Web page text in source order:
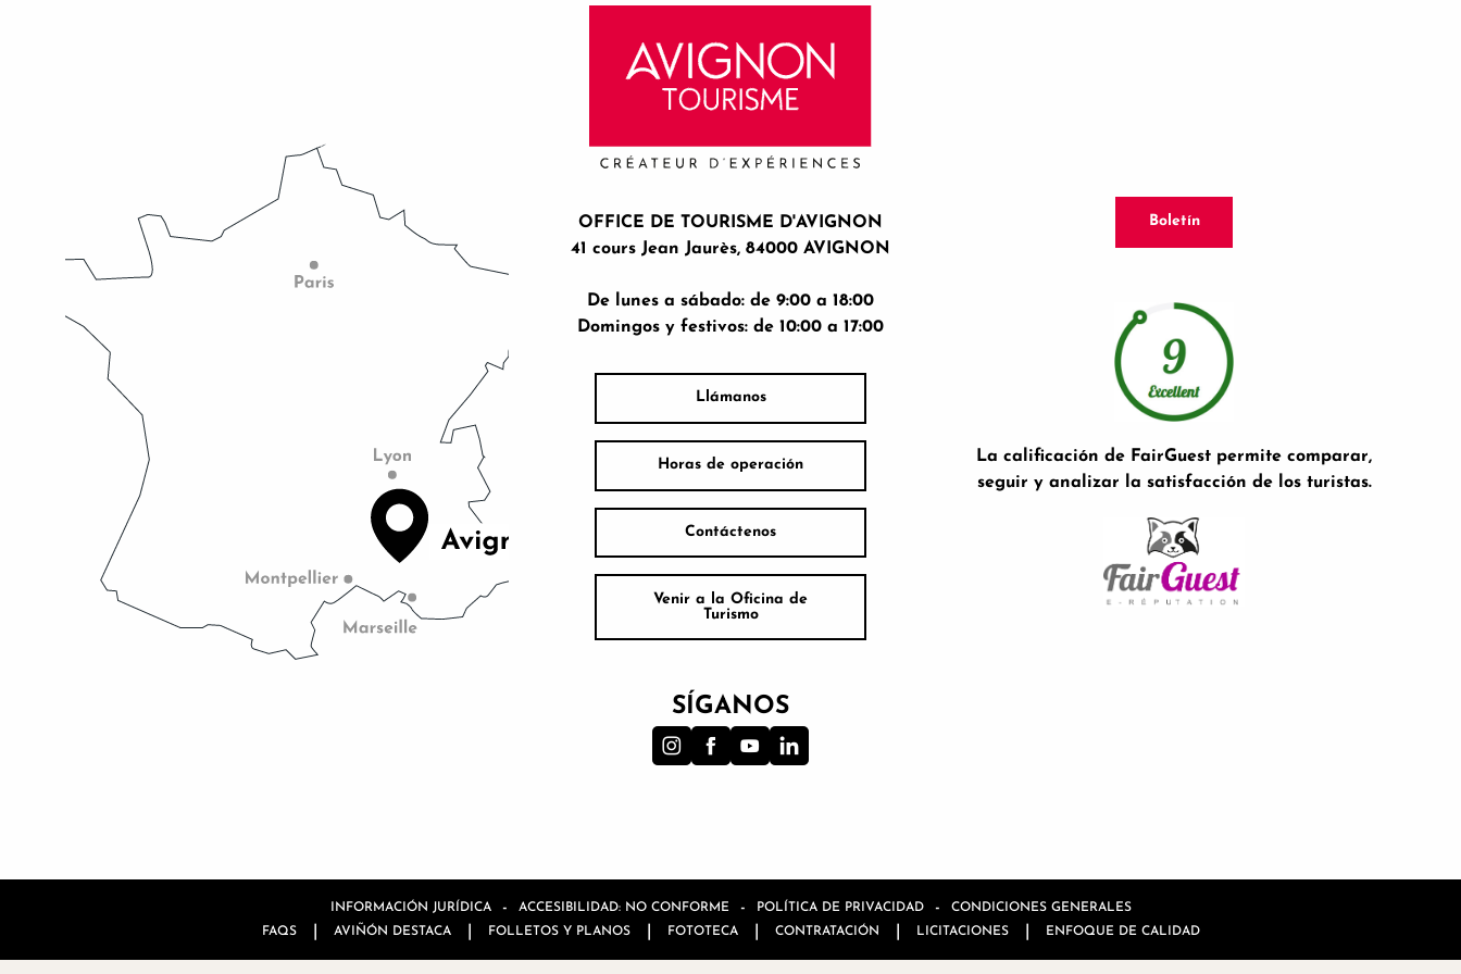
OFFICE DE TOURISME D'AVIGNON
41 cours Jean Jaurès, 84000 AVIGNON
De lunes a sábado: de 9:00 a 18:00
Domingos y festivos: de 10:00 a 17:00
Llámanos
Horas de operación
Contáctenos
Venir a la Oficina de
Turismo
SÍGANOS
Boletín
La calificación de FairGuest permite comparar,
seguir y analizar la satisfacción de los turistas.
INFORMACIÓN JURÍDICA - ACCESIBILIDAD: NO CONFORME - POLÍTICA DE PRIVACIDAD -
CONDICIONES GENERALES
FAQS
AVIÑÓN DESTACA FOLLETOS Y PLANOS FOTOTECA CONTRATACIÓN LICITACIONES ENFOQUE DE CALIDAD